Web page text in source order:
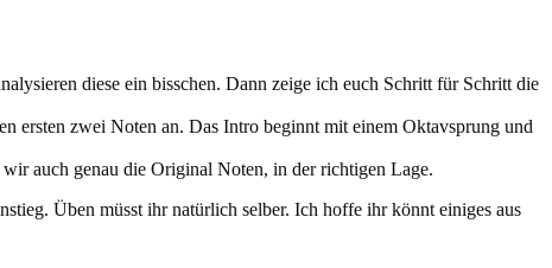
diese ein bisschen. Dann zeige ich euch Schritt für Schritt die
ersten zwei Noten an. Das Intro beginnt mit einem Oktavsprung und
auch genau die Original Noten, in der richtigen Lage.
Üben müsst ihr natürlich selber. Ich hoffe ihr könnt einiges aus